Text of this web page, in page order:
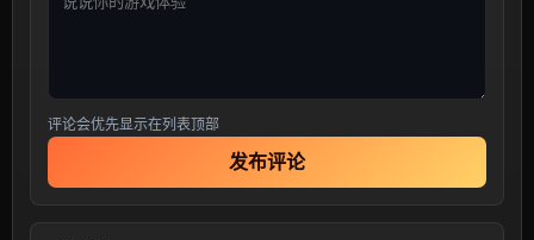
评论会优先显示在列表顶部
发布评论